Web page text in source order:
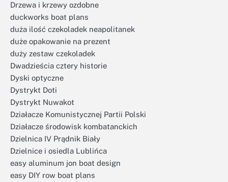
Drzewa i krzewy ozdobne
duckworks boat plans
duża ilość czekoladek neapolitanek
duże opakowanie na prezent
duży zestaw czekoladek
Dwadzieścia cztery historie
Dyski optyczne
Dystrykt Doti
Dystrykt Nuwakot
Działacze Komunistycznej Partii Polski
Działacze środowisk kombatanckich
Dzielnica IV Prądnik Biały
Dzielnice i osiedla Lublińca
easy aluminum jon boat design
easy DIY row boat plans